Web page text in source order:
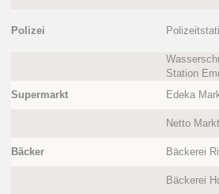
Polizei
Station
Supermarkt
Edeka
Netto Markt
Bäcker Bäckerei
Bäckerei